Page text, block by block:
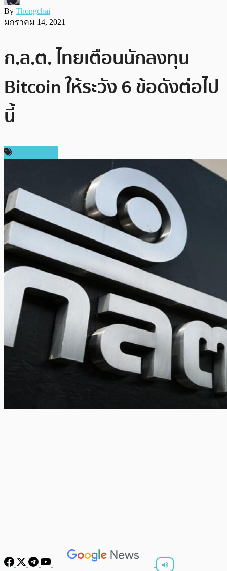
By Thongchai
มกราคม 14, 2021
ก.ล.ต. ไทยเตือนนักลงทุน
Bitcoin ให้ระวัง 6 ข้อดังต่อไป
นี้